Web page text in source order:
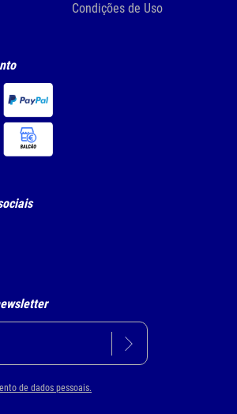
Condições de Uso
de dados pessoais.